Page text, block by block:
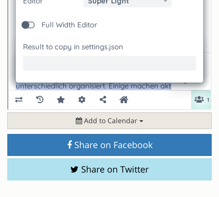
Add to Calendar
Share on Facebook
Share on Twitter